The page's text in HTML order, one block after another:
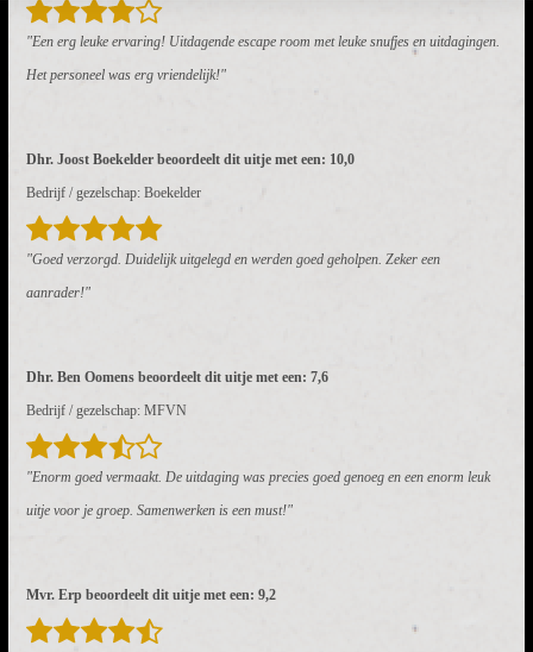
"Een erg leuke ervaring! Uitdagende escape room met leuke snufjes en uitdagingen.
Het personeel was erg vriendelijk!"
Dhr. Joost Boekelder beoordeelt dit uitje met een: 10,0
Bedrijf / gezelschap: Boekelder
"Goed verzorgd. Duidelijk uitgelegd en werden goed geholpen. Zeker een
aanrader!"
Dhr. Ben Oomens beoordeelt dit uitje met een: 7,6
Bedrijf / gezelschap: MFVN
"Enorm goed vermaakt. De uitdaging was precies goed genoeg en een enorm leuk
uitje voor je groep. Samenwerken is een must!"
Mvr. Erp beoordeelt dit uitje met een: 9,2